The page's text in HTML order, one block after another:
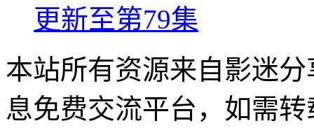
更新至第79集
本站所有资源来自影迷
息免费交流平台，如需